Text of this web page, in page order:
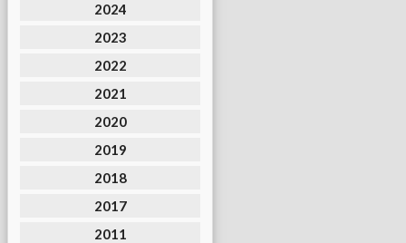
2024
2023
2022
2021
2020
2019
2018
2017
2011